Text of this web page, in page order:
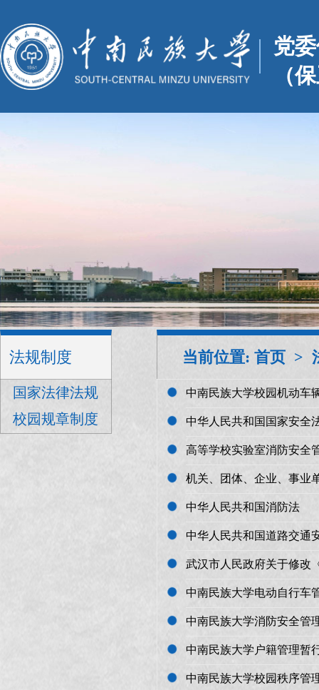
党
（
法规制度 当前位置: 首页 >
国家法律法规
校园规章制度
中南民族大学校园机动车
中华人民共和国国家安全
高等学校实验室消防安全
机关、团体、企业、事业
中华人民共和国消防法
中华人民共和国道路交通
武汉市人民政府关于修改
中南民族大学电动自行车
中南民族大学消防安全管
中南民族大学户籍管理暂
中南民族大学校园秩序管